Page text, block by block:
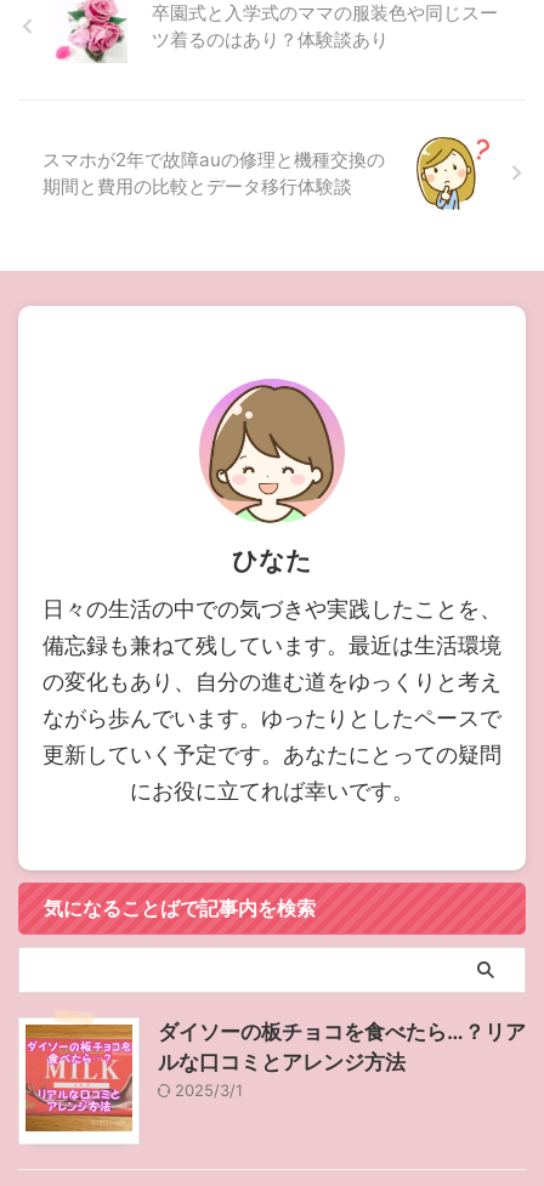
卒園式と入学式のママの服装色や同じスー
ツ着るのはあり？体験談あり
スマホが2年で故障auの修理と機種交換の
期間と費用の比較とデータ移行体験談
ひなた
日々の生活の中での気づきや実践したことを、
備忘録も兼ねて残しています。最近は生活環境
の変化もあり、自分の進む道をゆっくりと考え
ながら歩んでいます。ゆったりとしたペースで
更新していく予定です。あなたにとっての疑問
にお役に立てれば幸いです。
気になることばで記事内を検索
ダイソーの板チョコを食べたら…？リア
ルな口コミとアレンジ方法
2025/3/1